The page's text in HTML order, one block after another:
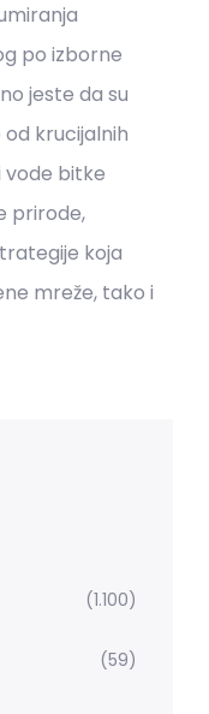
po izborne
jeste da su
krucijalnih
vode bitke
prirode,
koja
mreže, tako i
(1.100)
(59)